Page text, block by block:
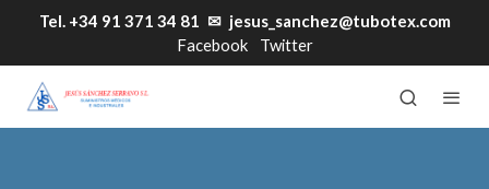
Tel. +34 91 371 34 81 ✉ jesus_sanchez@tubotex.com
Facebook
Twitter